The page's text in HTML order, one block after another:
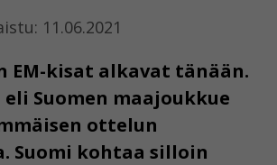
11.06.2021
EM-kisat alkavat tänään.
Suomen maajoukkue
ottelun
Suomi kohtaa silloin